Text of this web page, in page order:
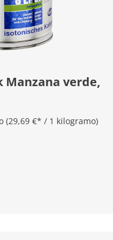
verde,
(29,69 €* / 1 kilogramo)